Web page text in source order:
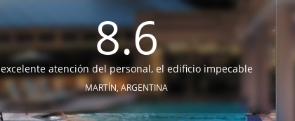
8.6
excelente atención del personal, el edificio impecable
MARTÍN, ARGENTINA